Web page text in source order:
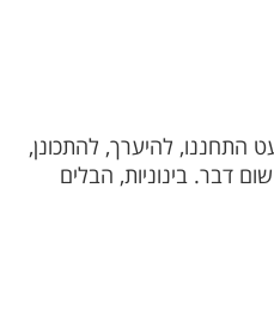
התחננו, להיערך, להתכונן,
דבר. בינוניות, הבלים